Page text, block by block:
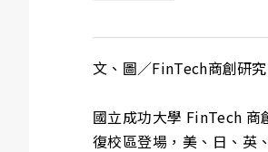
文、圖／FinTech商創研
國立成功大學 FinTech
復校區登場，美、日、英